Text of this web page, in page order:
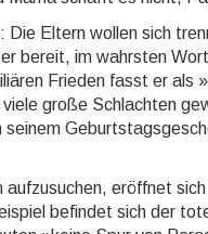
Die Eltern wollen sich
bereit, im wahrs­ten
Frie­den fasst er
große Schlach­ten
auf­zu­suchen, er­öff­net
befindet sich der